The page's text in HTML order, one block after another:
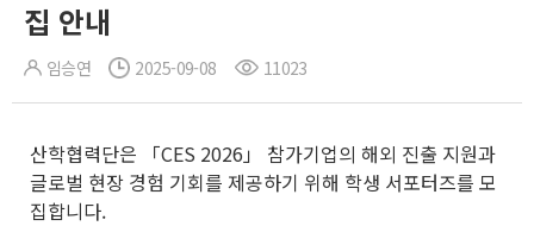
집 안내
임승연 2025-09-08 11023
산학협력단은 「CES 2026」 참가기업의 해외 진출 지원과
글로벌 현장 경험 기회를 제공하기 위해 학생 서포터즈를 모
집합니다.